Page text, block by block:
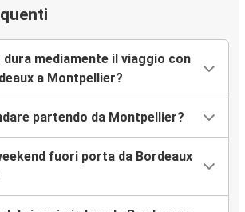
mediamente il viaggio con
a Montpellier?
partendo da Montpellier?
fuori porta da Bordeaux